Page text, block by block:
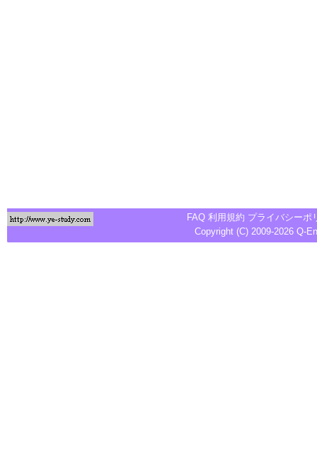
FAQ 利用規約 プライバシーポ
Copyright (C) 2009-2026 Q-